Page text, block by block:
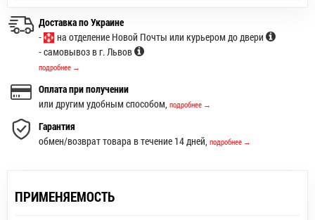
Доставка по Украине
-
на отделение Новой Почты или курьером до двери
- самовывоз в г. Львов
подробнее →
Оплата при получении
или другим удобным способом, подробнее →
Гарантия
обмен/возврат товара в течение 14 дней, подробнее →
ПРИМЕНЯЕМОСТЬ